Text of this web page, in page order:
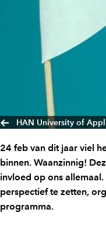
HAN University of
24 feb van dit jaar viel
binnen. Waanzinnig!
invloed op ons
perspectief te zetten,
programma.